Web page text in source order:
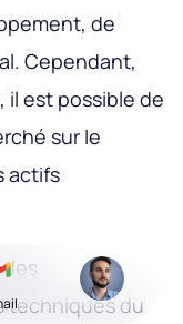
de
Cependant,
est possible de
sur le
actifs
techniques du